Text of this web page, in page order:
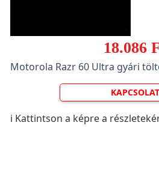
18.086
Motorola Razr 60 Ultra gyári
KAPCSOLAT
ℹ️ Kattintson a képre a